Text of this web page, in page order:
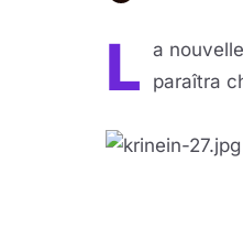
L a
paraîtra